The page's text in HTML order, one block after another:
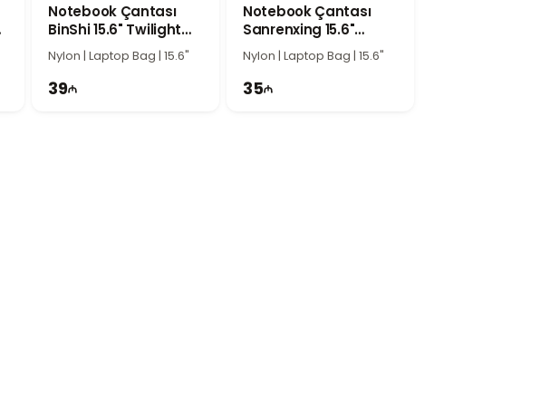
laptop çantasıdır. Noutbukunu qorumaq və gündəlik
Notebook Çantası
BinShi 15.6" Twilight
Zone
Nylon | Laptop Bag | 15.6"
39
Notebook Çantası
Sanrenxing 15.6"
Italian Grape
Nylon | Laptop Bag | 15.6"
35